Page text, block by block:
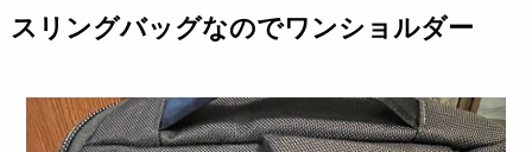
スリングバッグなのでワンショルダー